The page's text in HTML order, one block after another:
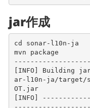
jar作成
cd sonar-l10n-ja
mvn package
[INFO] Building
ar-l10n-ja/target/
OT.jar
[INFO]